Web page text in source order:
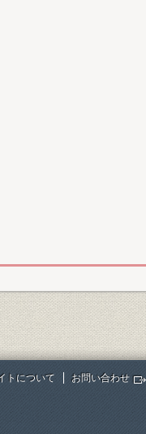
トについて お問い合わせ